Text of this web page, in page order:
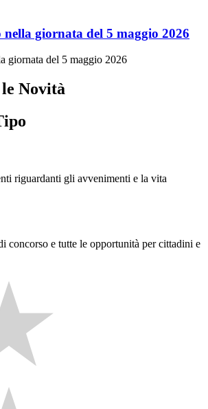
giornata del 5 maggio 2026
giornata del 5 maggio 2026
Novità
riguardanti gli avvenimenti e la vita
concorso e tutte le opportunità per cittadini e